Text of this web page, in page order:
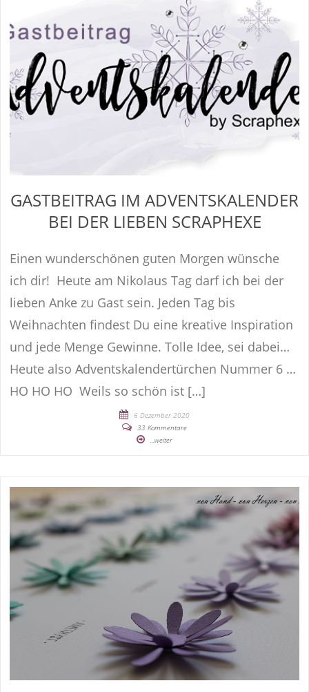
GASTBEITRAG IM ADVENTSKALENDER
BEI DER LIEBEN SCRAPHEXE
Einen wunderschönen guten Morgen wünsche
ich dir! Heute am Nikolaus Tag darf ich bei der
lieben Anke zu Gast sein. Jeden Tag bis
Weihnachten findest Du eine kreative Inspiration
und jede Menge Gewinne. Tolle Idee, sei dabei…
Heute also Adventskalendertürchen Nummer 6 …
HO HO HO Weils so schön ist […]
6 Dezember 2020
33 Kommentare
...weiter